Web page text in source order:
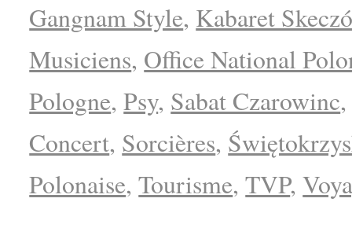
Gangnam Style, Kabaret
Musiciens, Office National
Pologne,Psy, Sabat Czarowinc
Concert, Sorcières,
Polonaise,Tourisme,TVP,